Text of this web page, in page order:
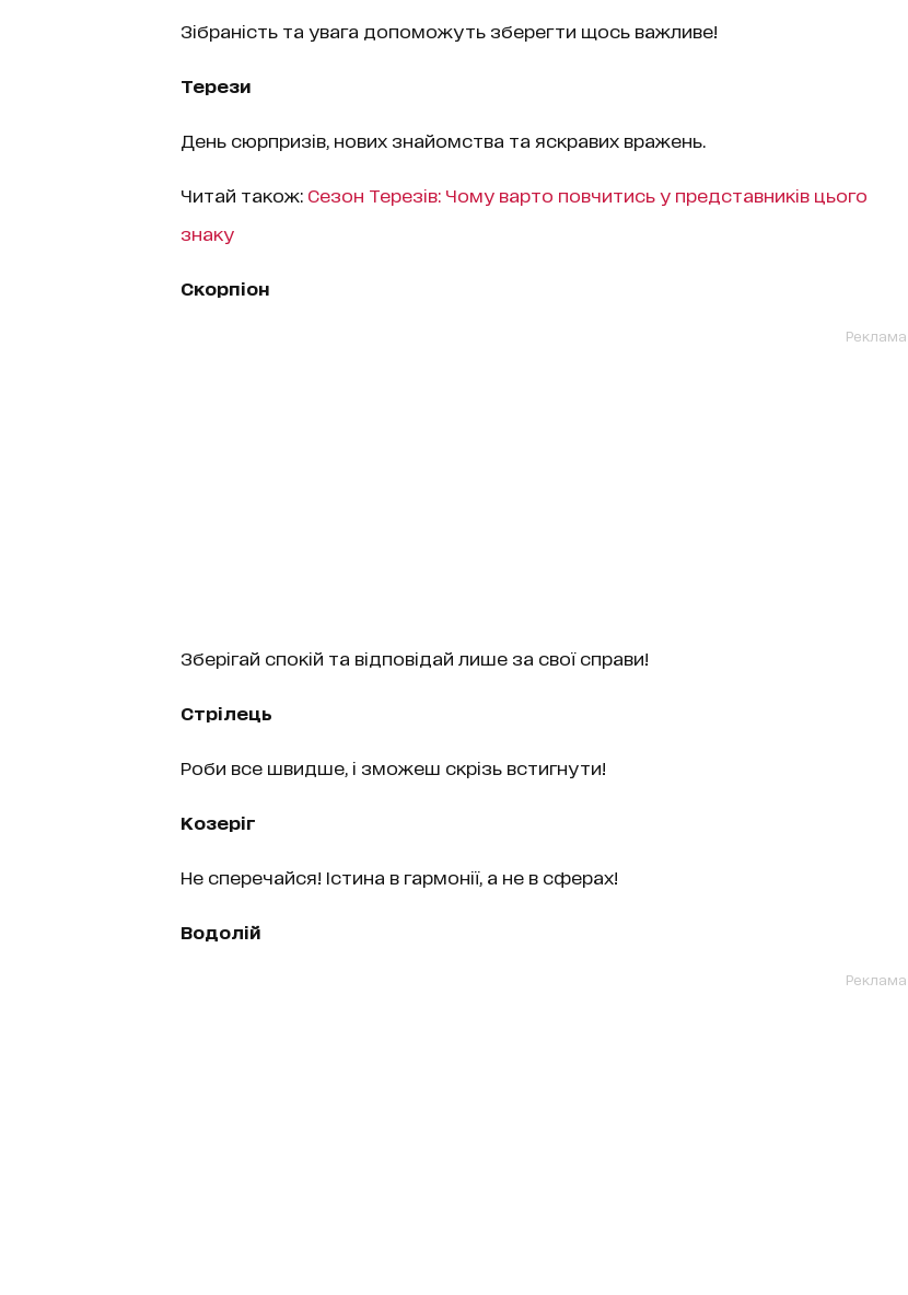
Зібраність та увага допоможуть зберегти щось важливе!
Терези
День сюрпризів, нових знайомства та яскравих вражень.
Читай також: Сезон Терезів: Чому варто повчитись у представників цього
знаку
Скорпіон
Реклама
Зберігай спокій та відповідай лише за свої справи!
Стрілець
Роби все швидше, і зможеш скрізь встигнути!
Козеріг
Не сперечайся! Істина в гармонії, а не в сферах!
Водолій
Реклама